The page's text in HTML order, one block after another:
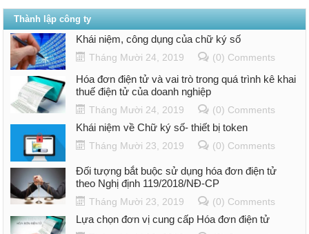
Thành lập công ty
Khái niệm, công dụng của chữ ký số
Tháng Mười 24, 2019 (0) Comments
Hóa đơn điện tử và vai trò trong quá trình kê khai
thuế điện tử của doanh nghiệp
Tháng Mười 24, 2019 (0) Comments
Khái niệm về Chữ ký số- thiết bị token
Tháng Mười 23, 2019 (0) Comments
Đối tượng bắt buộc sử dụng hóa đơn điện tử
theo Nghị định 119/2018/NĐ-CP
Tháng Mười 23, 2019 (0) Comments
Lựa chọn đơn vị cung cấp Hóa đơn điện tử